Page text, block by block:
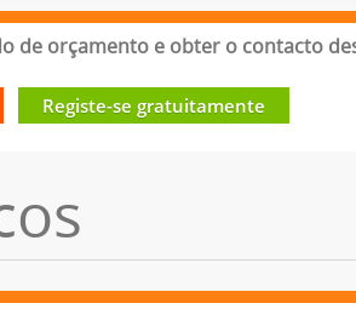
de orçamento e obter o contacto
Registe-se gratuitamente